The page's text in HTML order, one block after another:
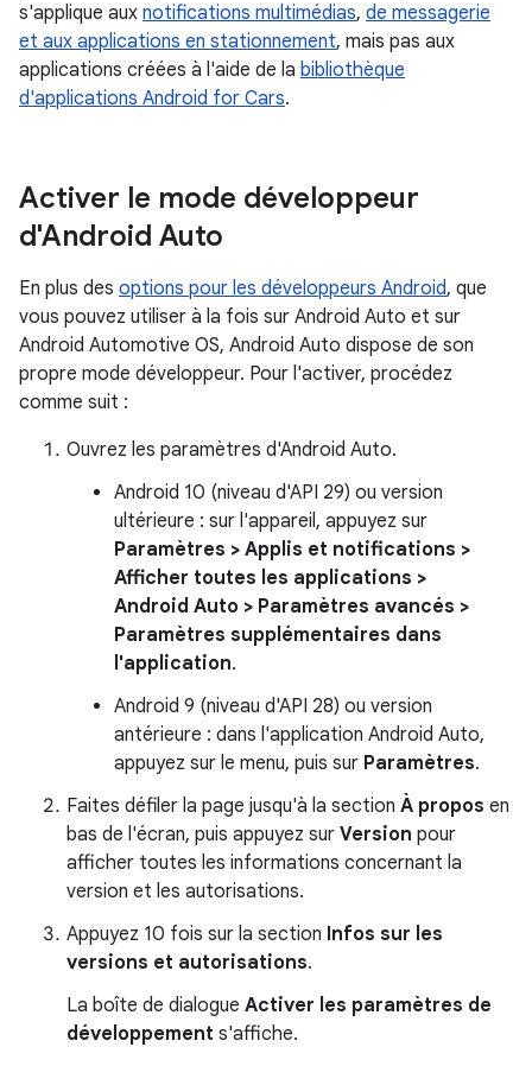
s'applique aux notifications multimédias, de messagerie
et aux applications en stationnement, mais pas aux
applications créées à l'aide de la bibliothèque
d'applications Android for Cars.
Activer le mode développeur
d'Android Auto
En plus des options pour les développeurs Android, que
vous pouvez utiliser à la fois sur Android Auto et sur
Android Automotive OS, Android Auto dispose de son
propre mode développeur. Pour l'activer, procédez
comme suit :
Ouvrez les paramètres d'Android Auto.
Android 10 (niveau d'API 29) ou version
ultérieure : sur l'appareil, appuyez sur
Paramètres > Applis et notifications >
Afficher toutes les applications >
Android Auto > Paramètres avancés >
Paramètres supplémentaires dans
l'application.
Android 9 (niveau d'API 28) ou version
antérieure : dans l'application Android Auto,
appuyez sur le menu, puis sur Paramètres.
Faites défiler la page jusqu'à la section À propos en
bas de l'écran, puis appuyez sur Version pour
afficher toutes les informations concernant la
version et les autorisations.
Appuyez 10 fois sur la section Infos sur les
versions et autorisations.
La boîte de dialogue Activer les paramètres de
développement s'affiche.